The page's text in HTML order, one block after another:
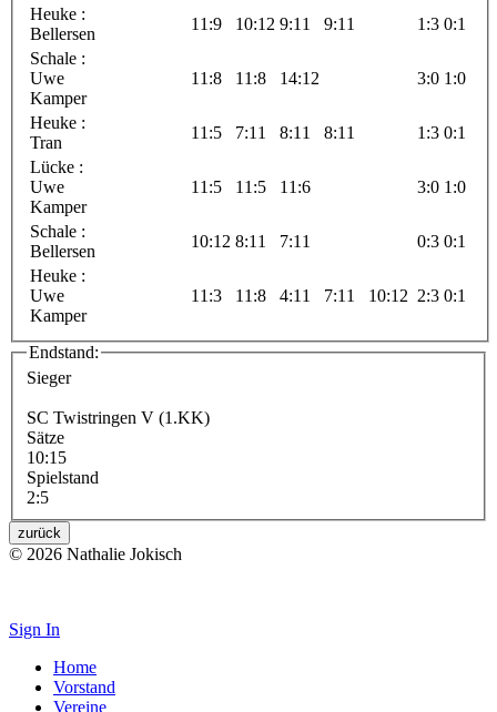
Heuke :
Bellersen
11:9 10:12 9:11 9:11 1:3 0:1
Schale :
Uwe
Kamper
11:8 11:8 14:12 3:0 1:0
Heuke :
Tran
11:5 7:11 8:11 8:11 1:3 0:1
Lücke :
Uwe
Kamper
11:5 11:5 11:6 3:0 1:0
Schale :
Bellersen
10:12 8:11 7:11 0:3 0:1
Heuke :
Uwe
Kamper
11:3 11:8 4:11 7:11 10:12 2:3 0:1
Endstand:
Sieger
SC Twistringen V (1.KK)
Sätze
10:15
Spielstand
2:5
zurück
© 2026 Nathalie Jokisch
Sign In
Home
Vorstand
Vereine